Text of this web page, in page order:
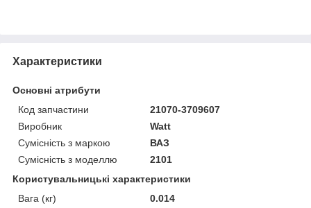
Характеристики
Основні атрибути
Код запчастини
21070-3709607
Виробник
Watt
Сумісність з маркою
ВАЗ
Сумісність з моделлю
2101
Користувальницькі характеристики
Вага (кг)
0.014